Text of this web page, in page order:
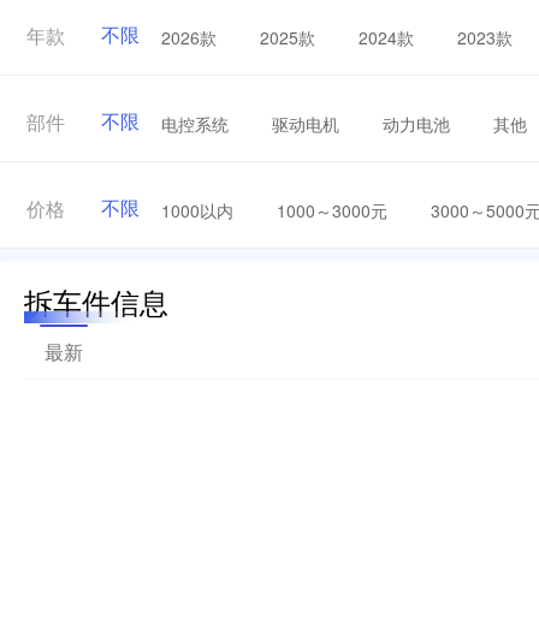
年款 不限 2026款 2025款 2024款 2023款
部件 不限 电控系统 驱动电机 动力电池 其他
价格 不限 1000以内 1000～3000元 3000～5000
拆车件信息
最新